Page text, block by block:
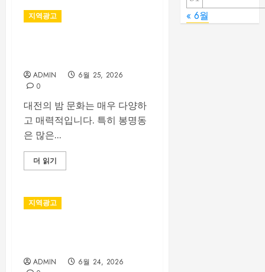
지역광고
ADMIN
6월 25, 2026
0
대전의 밤 문화는 매우 다양하
고 매력적입니다. 특히 봉명동
은 많은...
더 읽기
지역광고
ADMIN
6월 24, 2026
« 6월